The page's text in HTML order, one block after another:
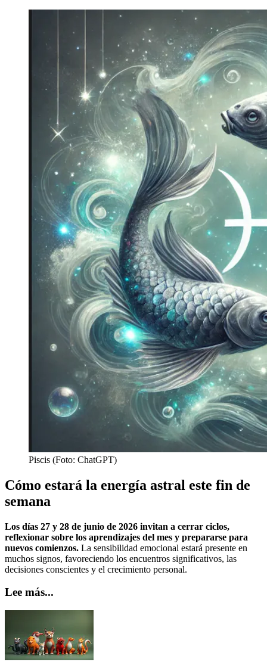
Piscis (Foto: ChatGPT)
Cómo estará la energía astral este fin de
semana
Los días 27 y 28 de junio de 2026 invitan a cerrar ciclos,
reflexionar sobre los aprendizajes del mes y prepararse para
nuevos comienzos. La sensibilidad emocional estará presente en
muchos signos, favoreciendo los encuentros significativos, las
decisiones conscientes y el crecimiento personal.
Lee más...